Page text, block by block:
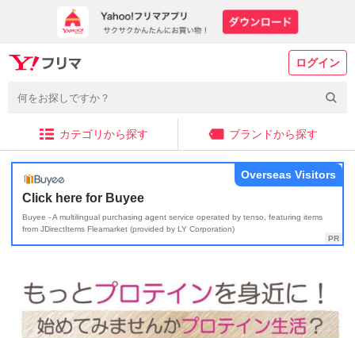
ログイン
カテゴリから探す ブランドから探す
Click here for Buyee
Buyee - A multilingual purchasing agent service operated by tenso, featuring items
from JDirectItems Fleamarket (provided by LY Corporation)
Overseas Visitors